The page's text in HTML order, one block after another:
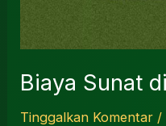
Biaya Sunat
Tinggalkan Komentar /